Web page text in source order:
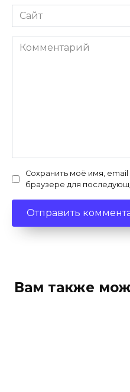
Сайт
Комментарий
Сохранить моё имя, email
браузере для
Вам также